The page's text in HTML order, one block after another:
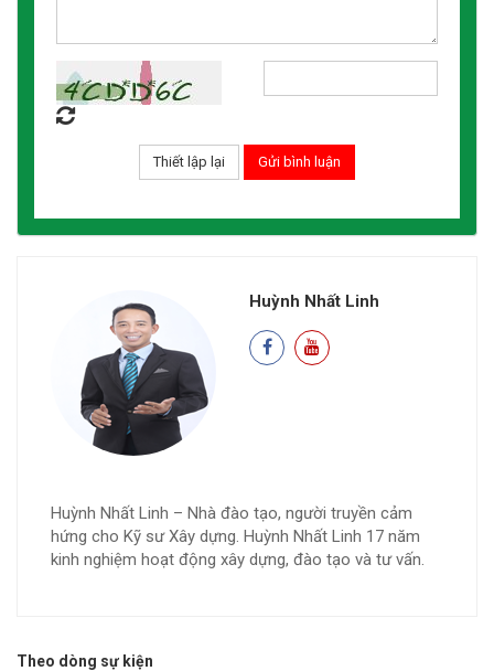
Huỳnh Nhất Linh
Huỳnh Nhất Linh – Nhà đào tạo, người truyền cảm
hứng cho Kỹ sư Xây dựng. Huỳnh Nhất Linh 17 năm
kinh nghiệm hoạt động xây dựng, đào tạo và tư vấn.
Theo dòng sự kiện